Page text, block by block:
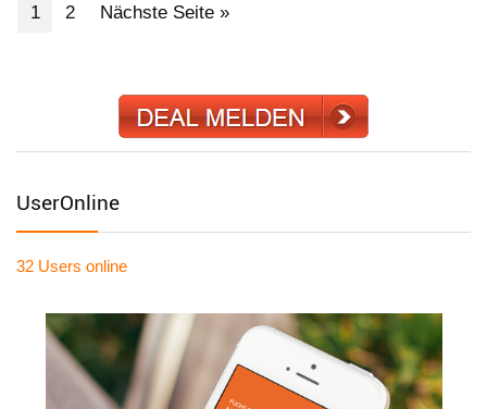
1 2 Nächste Seite »
UserOnline
32 Users online